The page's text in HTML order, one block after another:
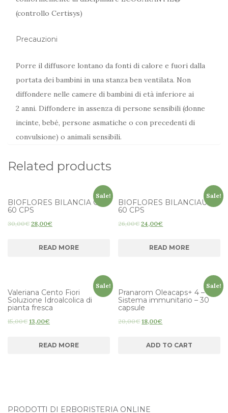
(controllo Certisys)
Precauzioni
Porre il diffusore lontano da fonti di calore e fuori dalla
portata dei bambini in una stanza ben ventilata. Non
diffondere nelle camere di bambini di età inferiore ai
2 anni. Diffondere in assenza di persone sensibili (donne
incinte, bebé, persone asmatiche o con precedenti di
convulsione) o animali sensibili.
Related products
Sale!
BIOFLORES BILANCIA OR
60 CPS
30,00€ 28,00€
READ MORE
Sale!
BIOFLORES BILANCIAUP
60 CPS
26,00€ 24,00€
READ MORE
Sale!
Valeriana Cento Fiori
Soluzione Idroalcolica di
pianta fresca
15,00€ 13,00€
READ MORE
Sale!
Pranarom Oleacaps+ 4 –
Sistema immunitario – 30
capsule
20,00€ 18,00€
ADD TO CART
PRODOTTI DI ERBORISTERIA ONLINE